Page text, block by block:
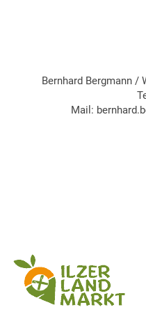
Bernhard Bergmann/
Mail: